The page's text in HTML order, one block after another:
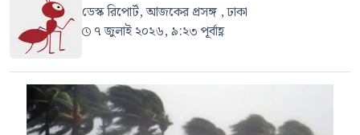
ডেস্ক রিপোর্ট, আজকের প্রসঙ্গ , ঢাকা
৭ জুলাই ২০২৬, ৯:২৩ পূর্বাহ্ণ